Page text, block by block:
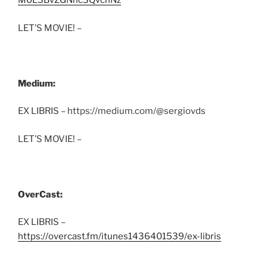
LET’S MOVIE! –
Medium:
EX LIBRIS – https://medium.com/@sergiovds
LET’S MOVIE! –
OverCast:
EX LIBRIS –
https://overcast.fm/itunes1436401539/ex-libris